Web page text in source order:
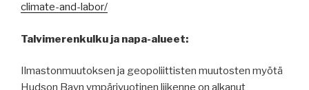
climate-and-labor/
Talvimerenkulku ja napa-alueet:
Ilmastonmuutoksen ja geopoliittisten muutosten myötä
Hudson Bayn ympärivuotinen liikenne on alkanut